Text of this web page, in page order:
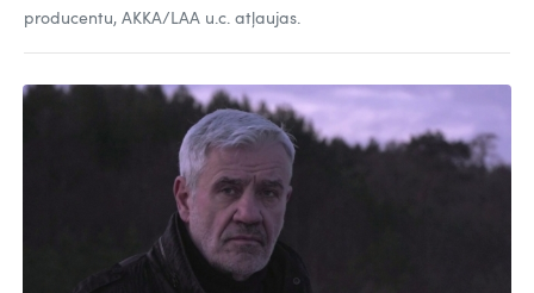
producentu, AKKA/LAA u.c. atļaujas.